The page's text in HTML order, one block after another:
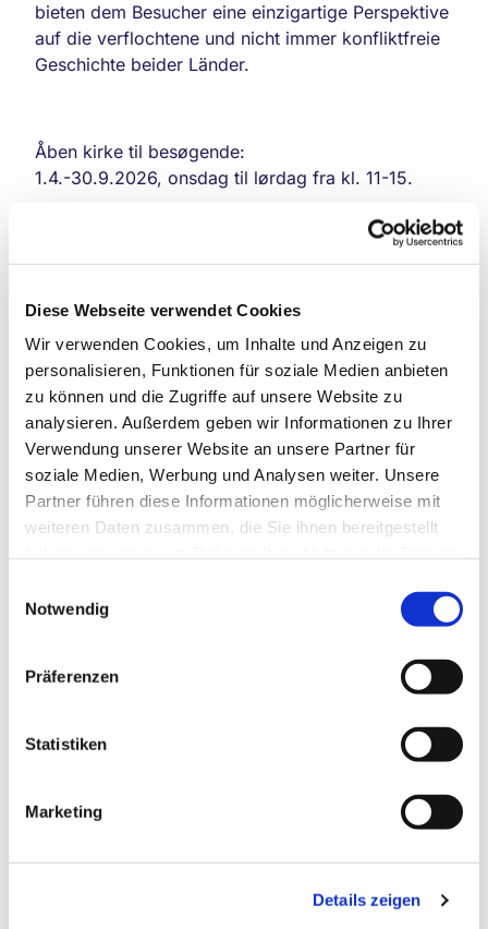
Diese Webseite verwendet Cookies
Wir verwenden Cookies, um Inhalte und Anzeigen zu
personalisieren, Funktionen für soziale Medien anbieten
zu können und die Zugriffe auf unsere Website zu
analysieren. Außerdem geben wir Informationen zu Ihrer
Verwendung unserer Website an unsere Partner für
soziale Medien, Werbung und Analysen weiter. Unsere
Partner führen diese Informationen möglicherweise mit
weiteren Daten zusammen, die Sie ihnen bereitgestellt
Notwendig
Präferenzen
Statistiken
Marketing
Details zeigen
bieten dem Besucher eine einzigartige Perspektive
auf die verflochtene und nicht immer konfliktfreie
Geschichte beider Länder.
Åben kirke til besøgende:
1.4.-30.9.2026, onsdag til lørdag fra kl. 11-15.
Sankt Petri Kirke er en af Indre byens ældste
bygninger. Den huser fremragende kulturskatte og
danske menighed i over 400 år. Den dag i dag
Enestående i Skandinavien er kirkens gravkapeller
fra det 17. århundrede. De er sidste hvilested for
en række betydelige danske og tyske
personligheder. Sankt Petris historiske bygninger
frembyder et spændende perspektiv på de to
nabolandes langvarige relationer.